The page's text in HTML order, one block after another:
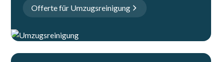
Offerte für Umzugsreinigung